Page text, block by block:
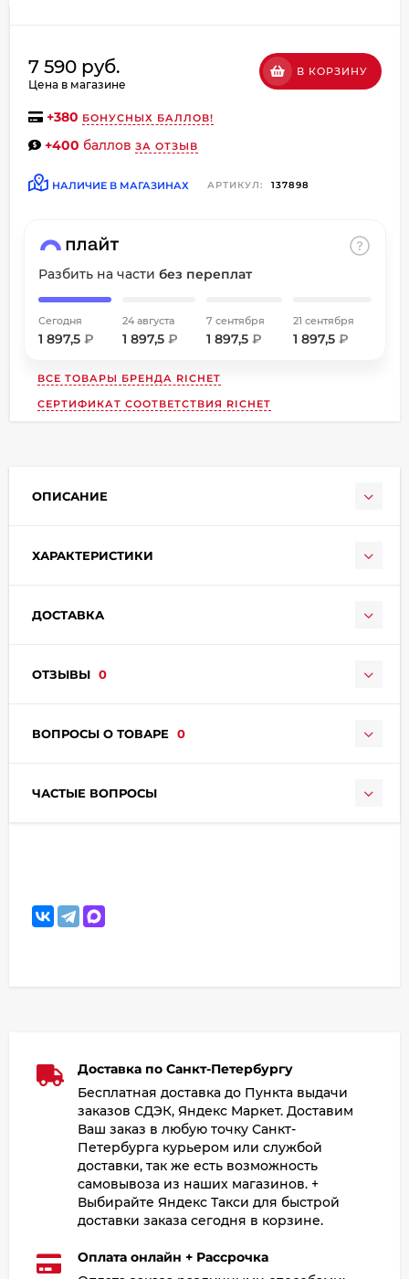
7 590 руб.
Цена в магазине
В КОРЗИНУ
+380 БОНУСНЫХ БАЛЛОВ!
+400 баллов ЗА ОТЗЫВ
НАЛИЧИЕ В МАГАЗИНАХ АРТИКУЛ: 137898
Разбить на части без переплат
Сегодня
1 897,5 ₽
24 августа
1 897,5 ₽
7 сентября
1 897,5 ₽
21 сентября
1 897,5 ₽
ВСЕ ТОВАРЫ БРЕНДА RICHET
СЕРТИФИКАТ СООТВЕТСТВИЯ RICHET
ОПИСАНИЕ
ХАРАКТЕРИСТИКИ
ДОСТАВКА
ОТЗЫВЫ 0
ВОПРОСЫ О ТОВАРЕ 0
ЧАСТЫЕ ВОПРОСЫ
об оплате Плайтом
25
2 недели
раз в 2 недели
8 800 302-02-51
Доставка по Санкт-Петербургу
Бесплатная доставка до Пункта выдачи
заказов СДЭК, Яндекс Маркет. Доставим
Ваш заказ в любую точку Санкт-
Петербурга курьером или службой
доставки, так же есть возможность
самовывоза из наших магазинов. +
Выбирайте Яндекс Такси для быстрой
доставки заказа сегодня в корзине.
Оплата онлайн + Рассрочка